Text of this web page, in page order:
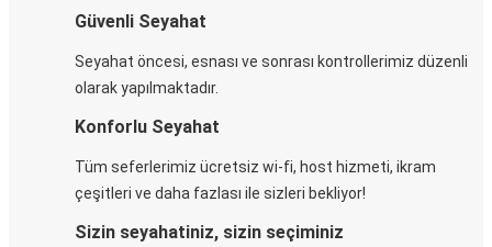
Güvenli Seyahat
Seyahat öncesi, esnası ve sonrası kontrollerimiz düzenli
olarak yapılmaktadır.
Konforlu Seyahat
Tüm seferlerimiz ücretsiz wi-fi, host hizmeti, ikram
çeşitleri ve daha fazlası ile sizleri bekliyor!
Sizin seyahatiniz, sizin seçiminiz